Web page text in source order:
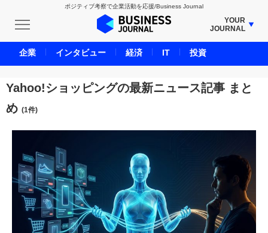
ポジティブ考察で企業活動を応援/Business Journal
YOUR
JOURNAL
BUSINESS JOURNAL
UNICORN JOURNAL
CARBON CREDITS JOURNAL
LIFE ENDING JOURNAL
AI JOURNAL
REAL ESTATE BROKERAGE JOURNAL
SMART MARKETING JOURNAL
BPaaS JOURNAL
Yahoo!ショッピングの最新ニュース記事 まと
め (1件)
企業 インタビュー 経済 IT 投資